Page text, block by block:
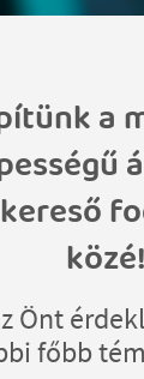
a
közé!
Önt
főbb